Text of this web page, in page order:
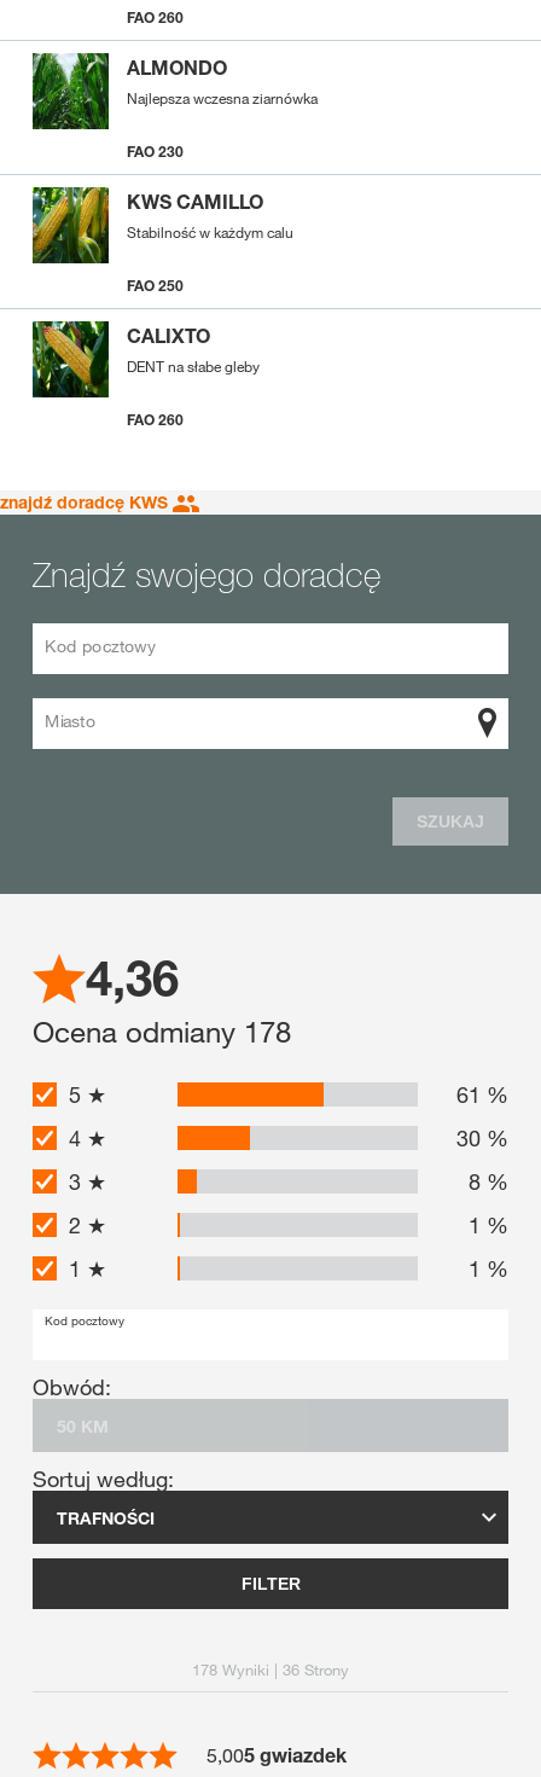
FAO 260
ALMONDO
Najlepsza wczesna ziarnówka
FAO 230
KWS CAMILLO
Stabilność w każdym calu
FAO 250
CALIXTO
DENT na słabe gleby
FAO 260
znajdź doradcę KWS
Znajdź swojego doradcę
Kod pocztowy
Miasto
SZUKAJ
4,36
Ocena odmiany 178
5 ★ 61 %
4 ★
30 %
3 ★
8 %
2 ★
1 %
1 ★
1 %
Kod pocztowy
Obwód:
FILTER
Sortuj według:
178 Wyniki | 36 Strony
5,005 gwiazdek